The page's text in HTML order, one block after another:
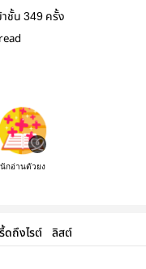
าชั้น 349 ครั้ง
read
นักอ่านตัวยง
รี้ดถึงไรต์ ลิสต์